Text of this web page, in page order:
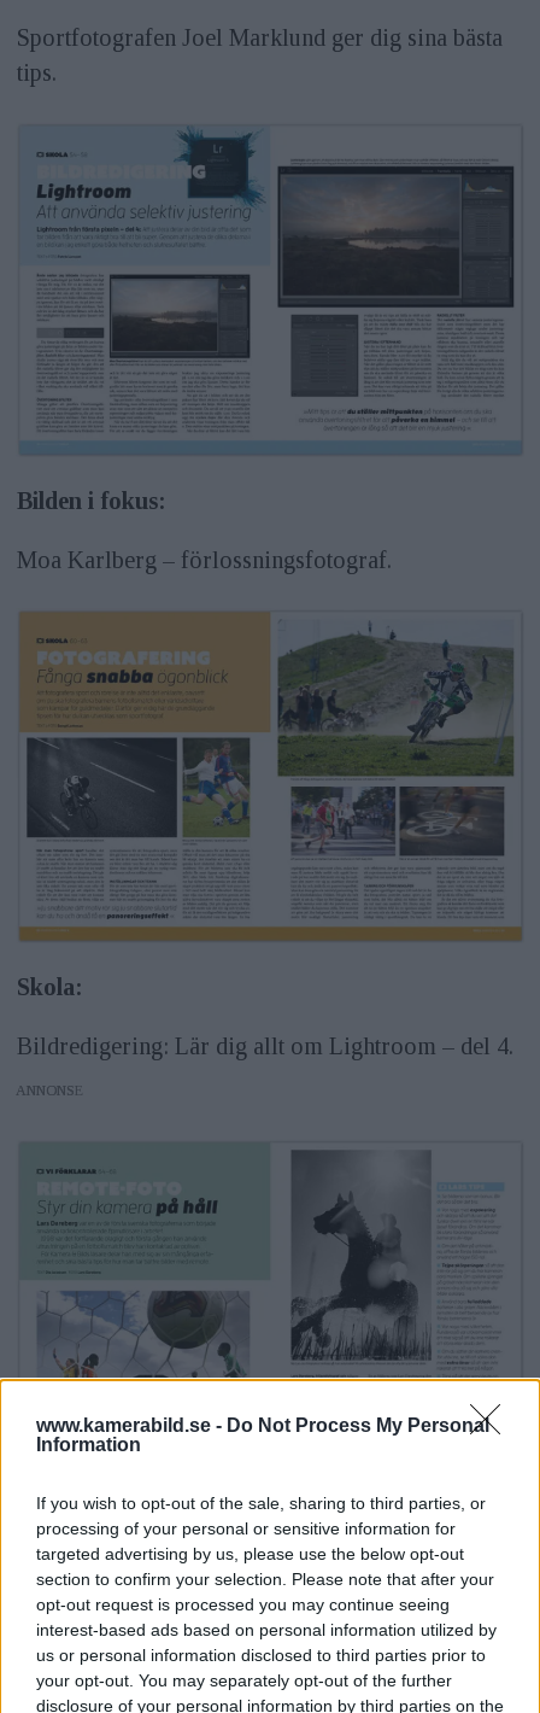
www.kamerabild.se - Do Not Process My Personal
Information
If you wish to opt-out of the sale, sharing to third parties, or
processing of your personal or sensitive information for
targeted advertising by us, please use the below opt-out
section to confirm your selection. Please note that after your
opt-out request is processed you may continue seeing
interest-based ads based on personal information utilized by
us or personal information disclosed to third parties prior to
your opt-out. You may separately opt-out of the further
disclosure of your personal information by third parties on the
Sportfotografen Joel Marklund ger dig sina bästa
tips.
Bilden i fokus:
Moa Karlberg – förlossningsfotograf.
Skola:
Bildredigering: Lär dig allt om Lightroom – del 4.
ANNONS
Skola:
Så fångar du de snabba ögonblicken.